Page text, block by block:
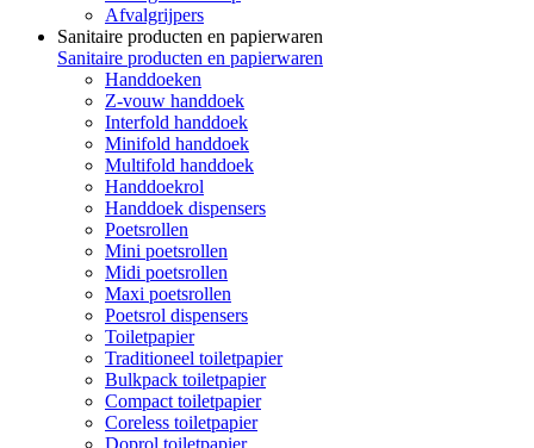
Afvalgrijpers
Sanitaire producten en papierwaren
Sanitaire producten en papierwaren
Handdoeken
Z-vouw handdoek
Interfold handdoek
Minifold handdoek
Multifold handdoek
Handdoekrol
Handdoek dispensers
Poetsrollen
Mini poetsrollen
Midi poetsrollen
Maxi poetsrollen
Poetsrol dispensers
Toiletpapier
Traditioneel toiletpapier
Bulkpack toiletpapier
Compact toiletpapier
Coreless toiletpapier
Doprol toiletpapier